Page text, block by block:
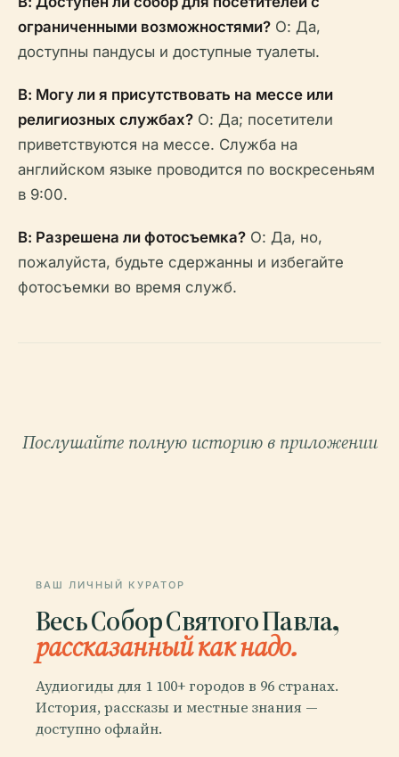
ограниченными возможностями? О: Да,
доступны пандусы и доступные туалеты.
В: Могу ли я присутствовать на мессе или
религиозных службах? О: Да; посетители
приветствуются на мессе. Служба на
английском языке проводится по воскресеньям
в 9:00.
В: Разрешена ли фотосъемка? О: Да, но,
пожалуйста, будьте сдержанны и избегайте
фотосъемки во время служб.
Послушайте полную историю в приложении
ВАШ ЛИЧНЫЙ КУРАТОР
Весь Собор Святого Павла,
рассказанный как надо.
Аудиогиды для 1 100+ городов в 96 странах.
История, рассказы и местные знания —
доступно офлайн.